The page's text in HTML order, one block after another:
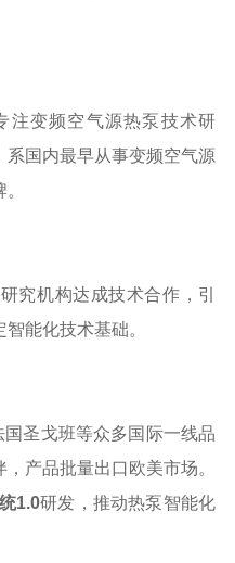
注变频空气源热泵技术研
系国内最早从事变频空气源
究机构达成技术合作，引
能化技术基础。
国圣戈班等众多国际一线品
产品批量出口欧美市场。
1.0研发， 推动热泵智能化